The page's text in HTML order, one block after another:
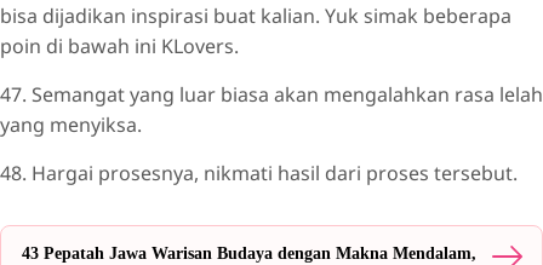
bisa dijadikan inspirasi buat kalian. Yuk simak beberapa
poin di bawah ini KLovers.
47. Semangat yang luar biasa akan mengalahkan rasa lelah
yang menyiksa.
48. Hargai prosesnya, nikmati hasil dari proses tersebut.
43 Pepatah Jawa Warisan Budaya dengan Makna Mendalam,